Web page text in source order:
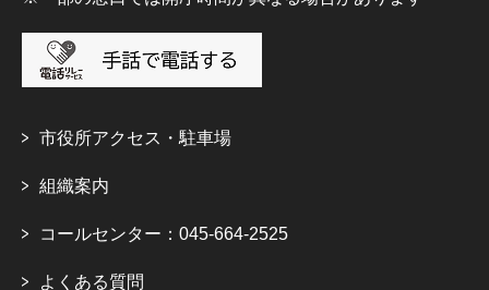
市役所アクセス・駐車場
組織案内
コールセンター：045-664-2525
よくある質問